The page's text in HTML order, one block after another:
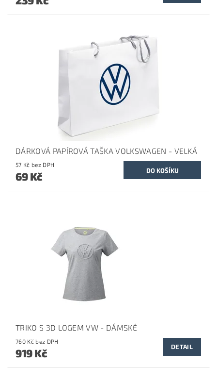
DÁRKOVÁ PAPÍROVÁ TAŠKA VOLKSWAGEN - VELKÁ
57 Kč bez DPH
69 Kč
TRIKO S 3D LOGEM VW - DÁMSKÉ
760 Kč bez DPH
919 Kč DETAIL